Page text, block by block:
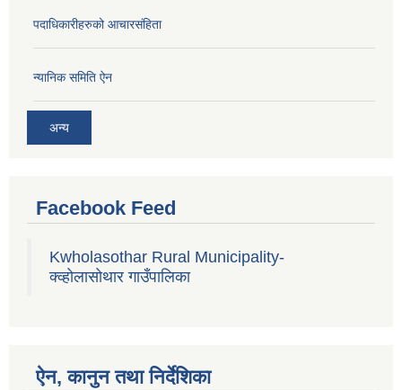
पदाधिकारीहरुको आचारसंहिता
न्यानिक समिति ऐन
अन्य
Facebook Feed
Kwholasothar Rural Municipality-
क्व्होलासोथार गाउँपालिका
ऐन, कानुन तथा निर्देशिका